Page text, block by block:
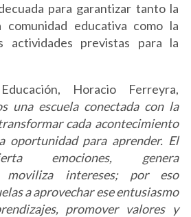
para garantizar tanto la
comunidad educativa como la
actividades previstas para la
Horacio Ferreyra,
una escuela conectada con la
cada acontecimiento
oportunidad para aprender. El
emociones, genera
moviliza intereses; por eso
a aprovechar ese entusiasmo
promover valores y